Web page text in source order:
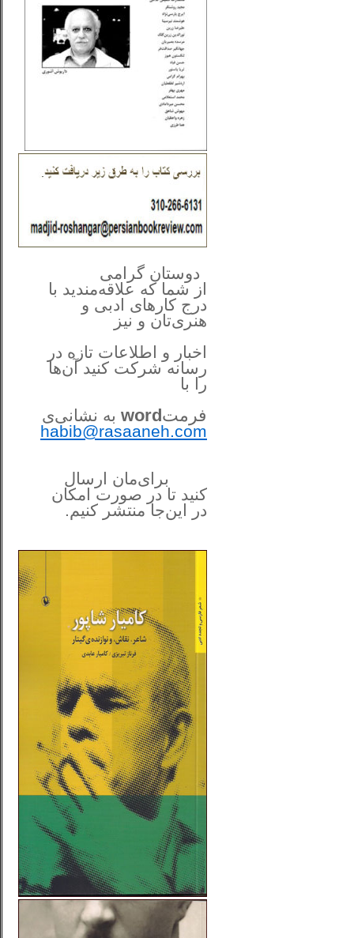
دوستان گرامی
از شما که علاقه‌مندید با
درج کارهای‌ ادبی و
هنری‌تان و نیز
اخبار و اطلاعات تازه در
رسانه شرکت کنید آن‌ها
را با
فرمتword به نشانی‌ی
habib@rasaaneh.com
برای‌مان ارسال
کنید تا در صورت امکان
در این‌جامنتشر کنیم.